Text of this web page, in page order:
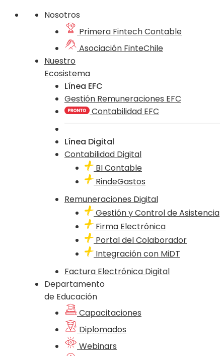
Nosotros
Primera Fintech Contable
Asociación FinteChile
Nuestro
Ecosistema
Línea EFC
Gestión Remuneraciones EFC
Contabilidad EFC
Línea Digital
Contabilidad Digital
BI Contable
RindeGastos
Remuneraciones Digital
Gestión y Control de Asistencia
Firma Electrónica
Portal del Colaborador
Integración con MiDT
Factura Electrónica Digital
Departamento
de Educación
Capacitaciones
Diplomados
Webinars